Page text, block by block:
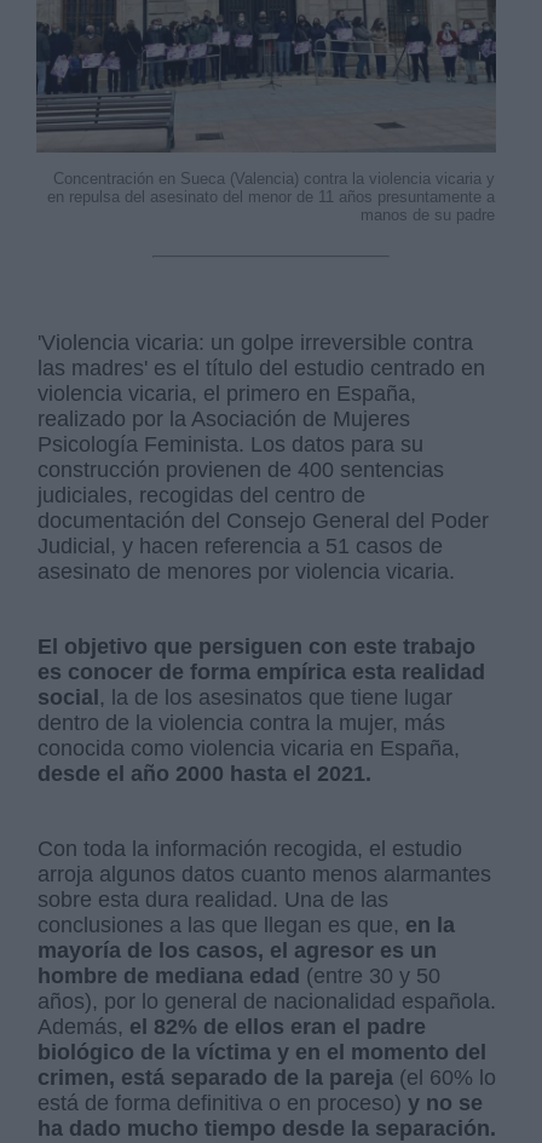
Concentración en Sueca (Valencia) contra la violencia vicaria y
en repulsa del asesinato del menor de 11 años presuntamente a
manos de su padre
'Violencia vicaria: un golpe irreversible contra
las madres' es el título del estudio centrado en
violencia vicaria, el primero en España,
realizado por la Asociación de Mujeres
Psicología Feminista. Los datos para su
construcción provienen de 400 sentencias
judiciales, recogidas del centro de
documentación del Consejo General del Poder
Judicial, y hacen referencia a 51 casos de
asesinato de menores por violencia vicaria.
El objetivo que persiguen con este trabajo
es conocer de forma empírica esta realidad
social , la de los asesinatos que tiene lugar
dentro de la violencia contra la mujer, más
conocida como violencia vicaria en España,
desde el año 2000 hasta el 2021.
Con toda la información recogida, el estudio
arroja algunos datos cuanto menos alarmantes
sobre esta dura realidad. Una de las
conclusiones a las que llegan es que, en la
mayoría de los casos, el agresor es un
hombre de mediana edad (entre 30 y 50
años), por lo general de nacionalidad española.
Además, el 82% de ellos eran el padre
biológico de la víctima y en el momento del
crimen, está separado de la pareja (el 60% lo
está de forma definitiva o en proceso) y no se
ha dado mucho tiempo desde la separación.